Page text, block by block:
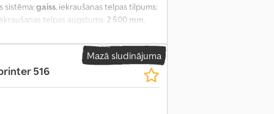
sistēma:gaiss, iekraušanas telpas tilpums:
telpas augstums: 2 500 mm,
centrālā atslēga, elektriskais logu
borts, stūres pastiprinātājs,
Mazā sludinājuma
516